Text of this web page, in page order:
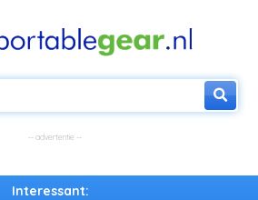
Interessant: